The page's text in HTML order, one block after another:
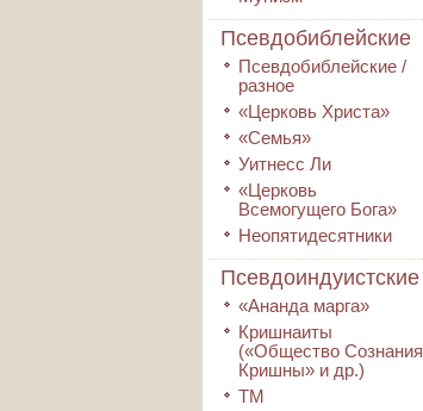
Псевдобиблейские
Псевдобиблейские /
разное
«Церковь Христа»
«Семья»
Уитнесс Ли
«Церковь
Всемогущего Бога»
Неопятидесятники
Псевдоиндуистские
«Ананда марга»
Кришнаиты
(«Общество Сознания
Кришны» и др.)
ТМ